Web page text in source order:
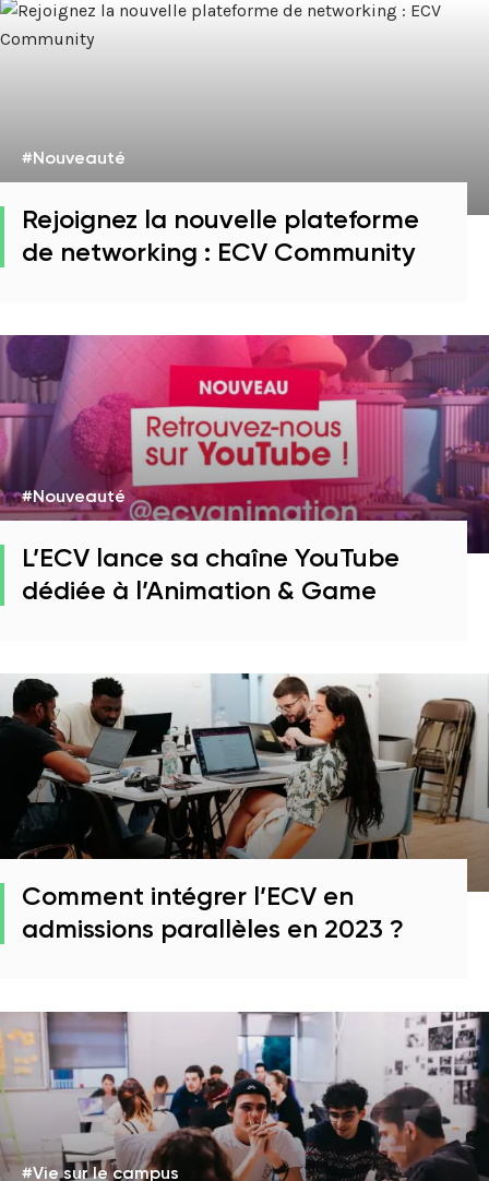
#Nouveauté
Rejoignez la nouvelle plateforme
de networking : ECV Community
#Nouveauté
L’ECV lance sa chaîne YouTube
dédiée à l’Animation & Game
Comment intégrer l’ECV en
admissions parallèles en 2023 ?
#Vie sur le campus